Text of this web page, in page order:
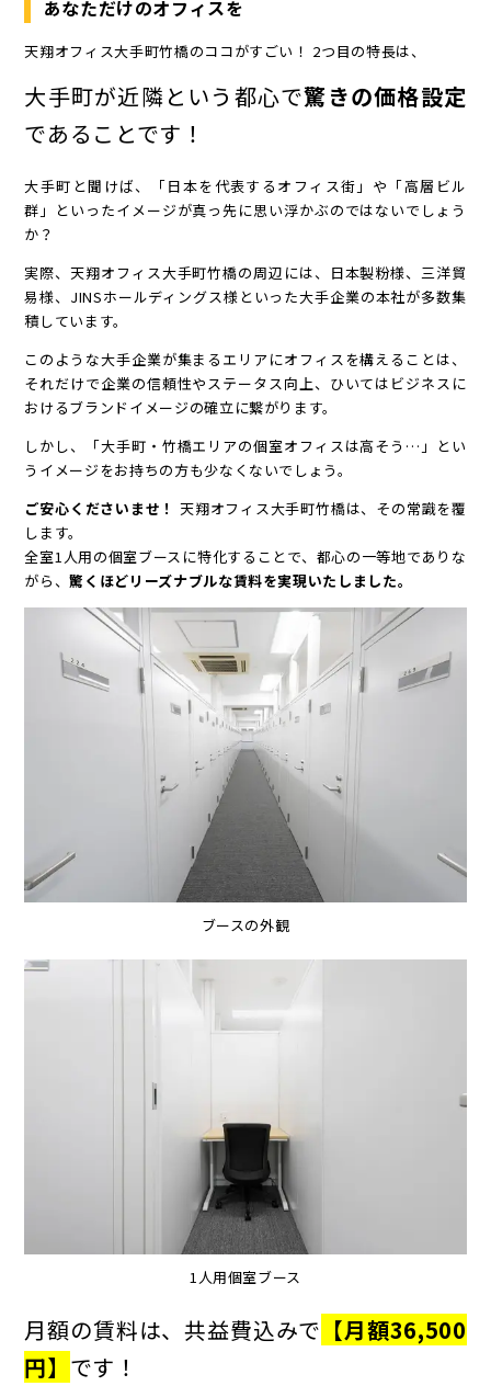
あなただけのオフィスを
天翔オフィス大手町竹橋のココがすごい！ 2つ目の特長は、
大手町が近隣という都心で驚きの価格設定
であることです！
大手町と聞けば、「日本を代表するオフィス街」や「高層ビル
群」といったイメージが真っ先に思い浮かぶのではないでしょう
か？
実際、天翔オフィス大手町竹橋の周辺には、日本製粉様、三洋貿
易様、JINSホールディングス様といった大手企業の本社が多数集
積しています。
このような大手企業が集まるエリアにオフィスを構えることは、
それだけで企業の信頼性やステータス向上、ひいてはビジネスに
おけるブランドイメージの確立に繋がります。
しかし、「大手町・竹橋エリアの個室オフィスは高そう…」とい
うイメージをお持ちの方も少なくないでしょう。
ご安心くださいませ！ 天翔オフィス大手町竹橋は、その常識を覆
します。
全室1人用の個室ブースに特化することで、都心の一等地でありな
がら、驚くほどリーズナブルな賃料を実現いたしました。
ブースの外観
1人用個室ブース
月額の賃料は、共益費込みで 【月額36,500
円】 です！